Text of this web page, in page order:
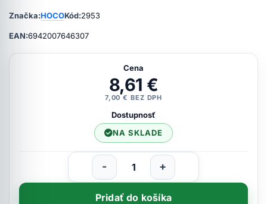
Značka:HOCOKód:2953
EAN:6942007646307
Cena
8,61 €
7,00 € BEZ DPH
Dostupnosť
NA SKLADE
- +
Pridať do košíka